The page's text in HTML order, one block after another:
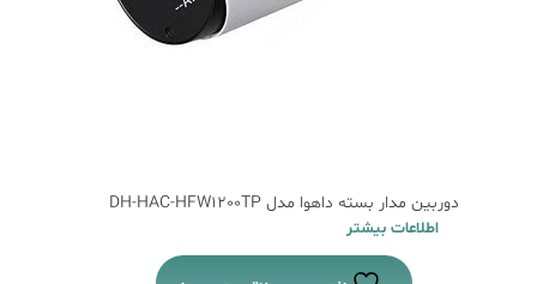
دوربین مدار بسته داهوا مدل DH-HAC-HFW1200TP
اطلاعات بیشتر